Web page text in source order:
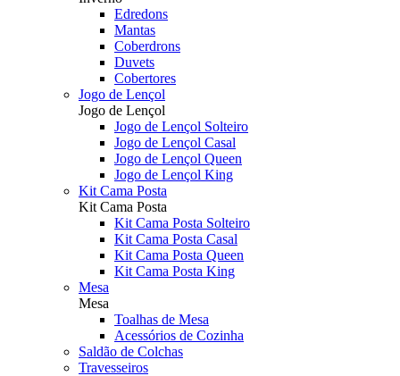
Edredons
Mantas
Coberdrons
Duvets
Cobertores
Jogo de Lençol
Jogo de Lençol
Jogo de Lençol Solteiro
Jogo de Lençol Casal
Jogo de Lençol Queen
Jogo de Lençol King
Kit Cama Posta
Kit Cama Posta
Kit Cama Posta Solteiro
Kit Cama Posta Casal
Kit Cama Posta Queen
Kit Cama Posta King
Mesa
Mesa
Toalhas de Mesa
Acessórios de Cozinha
Saldão de Colchas
Travesseiros